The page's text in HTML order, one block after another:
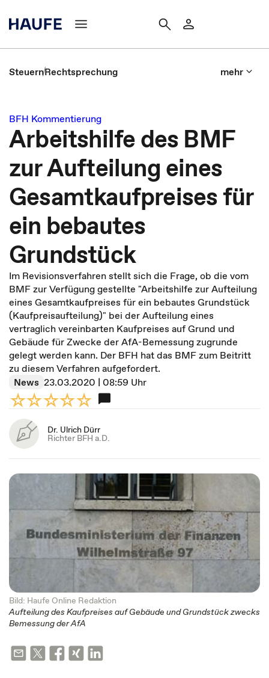
SteuernRechtsprechung mehr
BFH Kommentierung
Arbeitshilfe des BMF
zur Aufteilung eines
Gesamtkaufpreises für
ein bebautes
Grundstück
Im Revisionsverfahren stellt sich die Frage, ob die vom
BMF zur Verfügung gestellte "Arbeitshilfe zur Aufteilung
eines Gesamtkaufpreises für ein bebautes Grundstück
(Kaufpreisaufteilung)" bei der Aufteilung eines
vertraglich vereinbarten Kaufpreises auf Grund und
Gebäude für Zwecke der AfA-Bemessung zugrunde
gelegt werden kann. Der BFH hat das BMF zum Beitritt
zu diesem Verfahren aufgefordert.
News 23.03.2020 | 08:59 Uhr
Dr. Ulrich Dürr
Richter BFH a.D.
Bild: Haufe Online Redaktion
Aufteilung des Kaufpreises auf Gebäude und Grundstück zwecks
Bemessung der AfA